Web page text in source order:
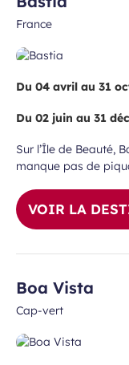
France
Du 04 avril au 31
Du 02 juin au 31
Sur l’Île de Beauté,
manque pas de
VOIR LA
Boa Vista
Cap-vert